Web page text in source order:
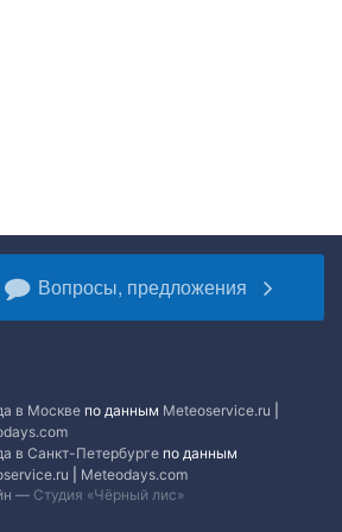
Вопросы, предложения
в Москве по данным Meteoservice.ru
в Санкт-Петербурге по данным
Meteodays.com
— Студия «Чёрный лис»